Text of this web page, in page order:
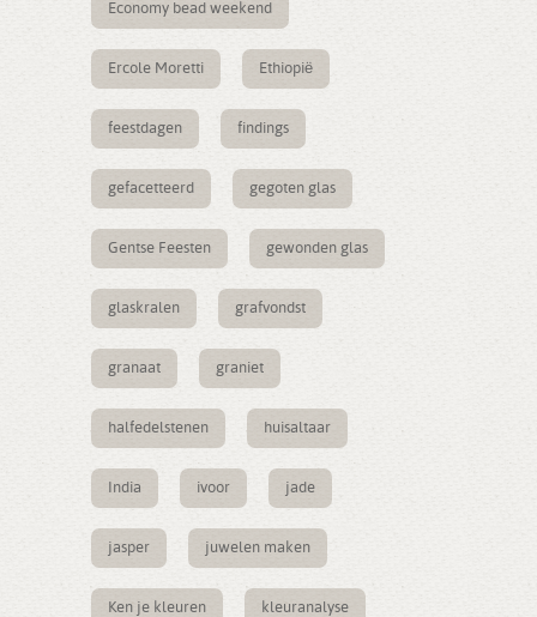
Economy bead weekend
Ercole Moretti Ethiopië
feestdagen findings
gefacetteerd gegoten glas
Gentse Feesten gewonden glas
glaskralen grafvondst
granaat graniet
halfedelstenen huisaltaar
India ivoor jade
jasper juwelen maken
Ken je kleuren kleuranalyse